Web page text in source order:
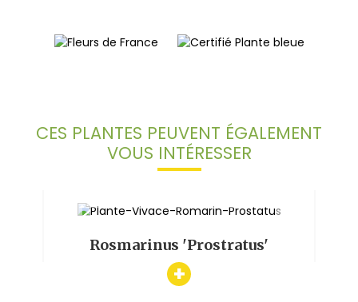
CES PLANTES PEUVENT ÉGALEMENT
VOUS INTÉRESSER
Rosmarinus 'Prostratus'
+